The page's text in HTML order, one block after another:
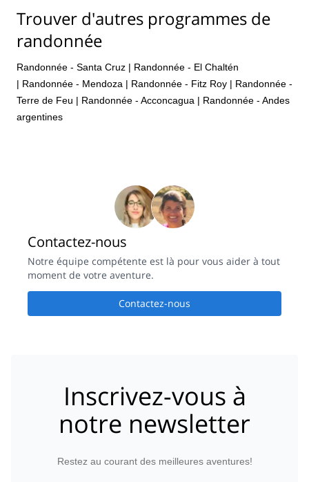
Trouver d'autres programmes de
randonnée
Randonnée - Santa Cruz | Randonnée - El Chaltén
| Randonnée - Mendoza | Randonnée - Fitz Roy | Randonnée -
Terre de Feu | Randonnée - Acconcagua | Randonnée - Andes
argentines
Contactez-nous
Notre équipe compétente est là pour vous aider à tout
moment de votre aventure.
Contactez-nous
Inscrivez-vous à
notre newsletter
Restez au courant des meilleures aventures!